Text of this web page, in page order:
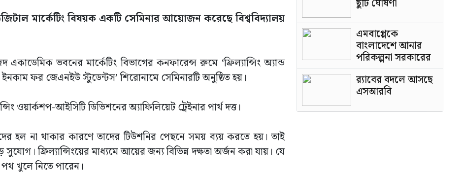
মার্কেটিং বিষয়ক একটি সেমিনার আয়োজন করেছে বিশ্ববিদ্যালয়
একাডেমিক ভবনের মার্কেটিং বিভাগের কনফারেন্স রুমে ‘ফ্রিল্যান্সিং অ্যান্ড
ফর জেএনইউ স্টুডেন্টস’ শিরোনামে সেমিনারটি অনুষ্ঠিত হয়।
ওয়ার্কশপ-আইসিটি ডিভিশনের অ্যাফিলিয়েট ট্রেইনার পার্থ দত্ত।
হল না থাকার কারণে তাদের টিউশনির পেছনে সময় ব্যয় করতে হয়। তাই
সুযোগ। ফ্রিল্যান্সিংয়ের মাধ্যমে আয়ের জন্য বিভিন্ন দক্ষতা অর্জন করা যায়। যে
পথ খুলে নিতে পারেন।
ছুটি ঘোষণা
এমবাপ্পেকে
বাংলাদেশে আনার
পরিকল্পনা সরকারের
র‍্যাবের বদলে আসছে
এসআরবি